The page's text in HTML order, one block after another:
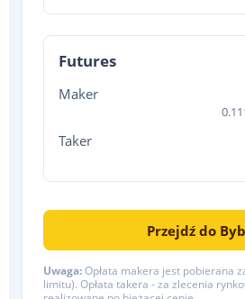
Futures
Maker
Taker
Przejdź do
Uwaga: Opłata makera jest pobierana
limitu). Opłata takera - za zlecenia